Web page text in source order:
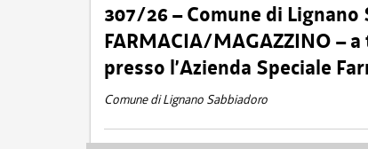
307/26 – Comune di
FARMACIA/MAGAZZINO –
presso l’Azienda Speciale
Comune di Lignano Sabbiadoro